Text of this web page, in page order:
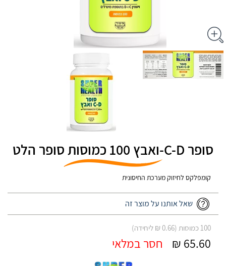
סופר C-D-ואבץ 100 כמוסות סופר הלט
קומפלקס לחיזוק מערכת החיסונית
שאל אותנו על מוצר זה
100 כמוסות (0.66 ₪ ליחידה)
65.60 ₪ חסר במלאי